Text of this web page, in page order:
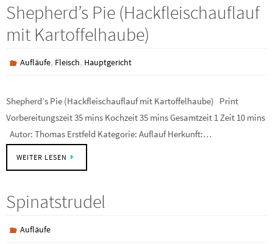
Shepherd’s Pie (Hackfleischauflauf
mit Kartoffelhaube)
Aufläufe, Fleisch, Hauptgericht
Shepherd’s Pie (Hackfleischauflauf mit Kartoffelhaube) Print
Vorbereitungszeit 35 mins Kochzeit 35 mins Gesamtzeit 1 Zeit 10 mins
Autor: Thomas Erstfeld Kategorie: Auflauf Herkunft:…
WEITER LESEN
Spinatstrudel
Aufläufe